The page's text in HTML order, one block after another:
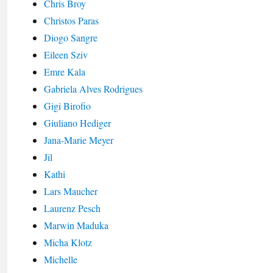
Chris Broy
Christos Paras
Diogo Sangre
Eileen Sziv
Emre Kala
Gabriela Alves Rodrigues
Gigi Birofio
Giuliano Hediger
Jana-Marie Meyer
Jil
Kathi
Lars Maucher
Laurenz Pesch
Marwin Maduka
Micha Klotz
Michelle